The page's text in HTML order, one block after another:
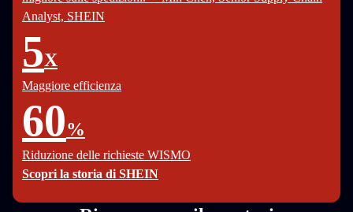
Analyst, SHEIN
5X
Maggiore efficienza
60%
Riduzione delle richieste WISMO
Scopri la storia di SHEIN